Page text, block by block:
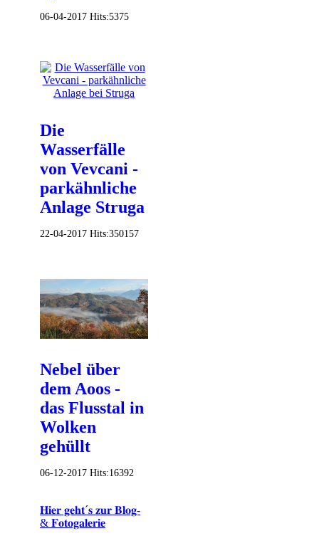
06-04-2017 Hits:5375
Die
Wasserfälle
von Vevcani -
parkähnliche
Anlage Struga
22-04-2017 Hits:350157
Nebel über
dem Aoos -
das Flusstal in
Wolken
gehüllt
06-12-2017 Hits:16392
𝐇𝐢𝐞𝐫 𝐠𝐞𝐡𝐭´𝐬 𝐳𝐮𝐫 𝐁𝐥𝐨𝐠-
& 𝐅𝐨𝐭𝐨𝐠𝐚𝐥𝐞𝐫𝐢𝐞